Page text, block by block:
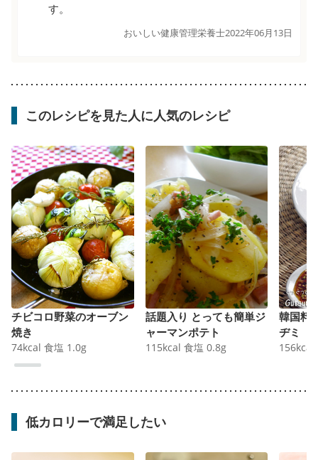
す。
おいしい健康管理栄養士2022年06月13日
このレシピを見た人に人気のレシピ
チビコロ野菜のオーブン
焼き
74kcal 食塩 1.0g
話題入り とっても簡単ジ
ャーマンポテト
115kcal 食塩 0.8g
韓国料
ヂミ
156kcal
低カロリーで満足したい